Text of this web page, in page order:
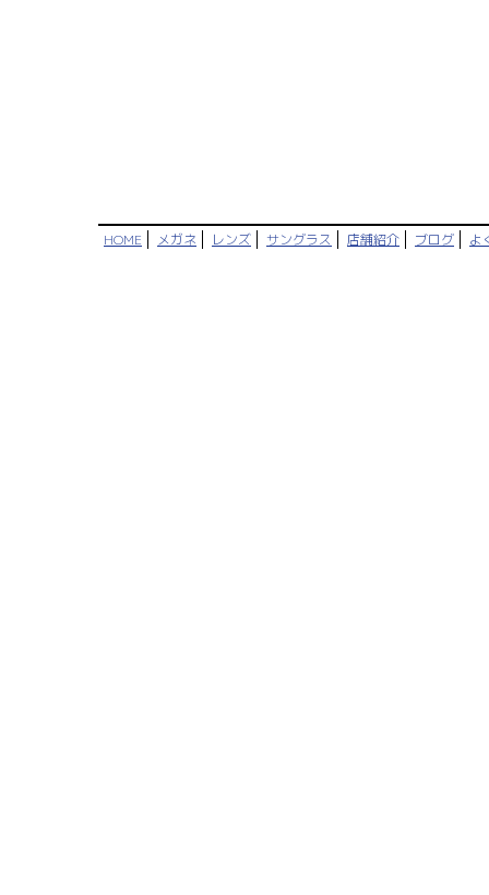
HOME メガネ レンズ サングラス 店舗紹介 ブログ よ